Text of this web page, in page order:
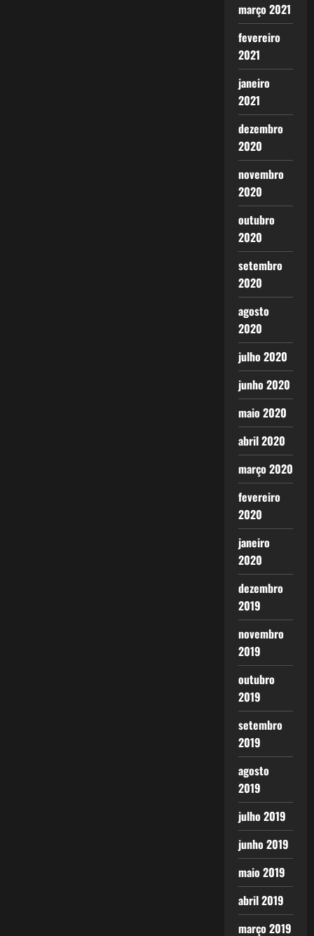
março 2021
fevereiro
2021
janeiro
2021
dezembro
2020
novembro
2020
outubro
2020
setembro
2020
agosto
2020
julho 2020
junho 2020
maio 2020
abril 2020
março 2020
fevereiro
2020
janeiro
2020
dezembro
2019
novembro
2019
outubro
2019
setembro
2019
agosto
2019
julho 2019
junho 2019
maio 2019
abril 2019
março 2019